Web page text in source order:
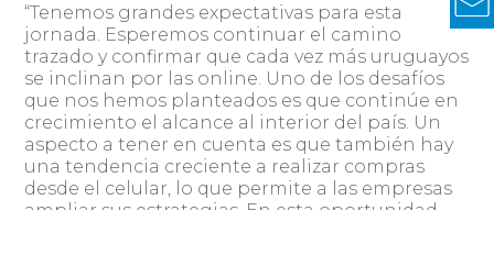
“Tenemos grandes expectativas para esta
jornada. Esperemos continuar el camino
trazado y confirmar que cada vez más uruguayos
se inclinan por las online. Uno de los desafíos
que nos hemos planteados es que continúe en
crecimiento el alcance al interior del país. Un
aspecto a tener en cuenta es que también hay
una tendencia creciente a realizar compras
desde el celular, lo que permite a las empresas
ampliar sus estrategias. En esta oportunidad